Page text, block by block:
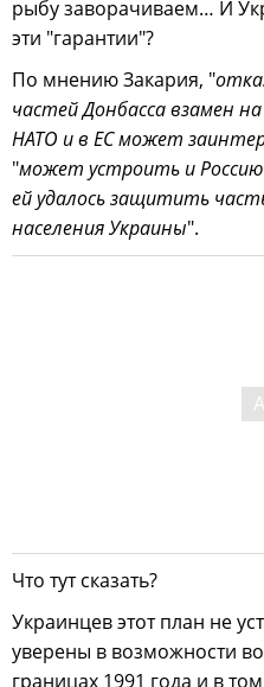
рыбу заворачиваем… И
эти "гарантии"?
По мнению Закария, "
частей Донбасса взамен
НАТО и в ЕС может
"может устроить и
ей удалось защитить
населения Украины".
Что тут сказать?
Украинцев этот план не
уверены в возможности
границах 1991 года и в